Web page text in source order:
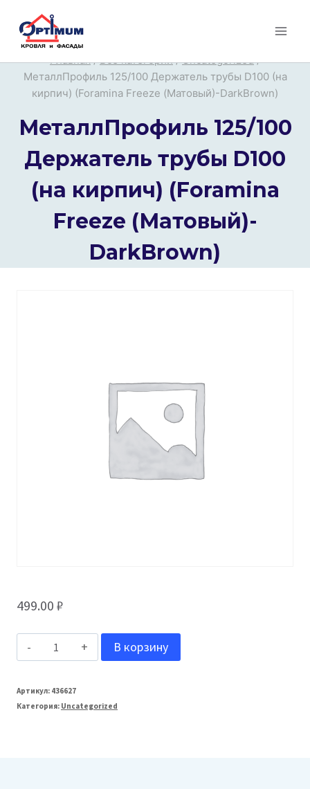
Перейти
Главная / Все категории / Uncategorized /
МеталлПрофиль 125/100 Держатель трубы D100 (на
кирпич) (Foramina Freeze (Матовый)-DarkBrown)
МеталлПрофиль 125/100
Держатель трубы D100
(на кирпич) (Foramina
Freeze (Матовый)-
DarkBrown)
499.00 ₽
Количество
МеталлПрофиль
125/100
В корзину
Артикул: 436627
Категория: Uncategorized